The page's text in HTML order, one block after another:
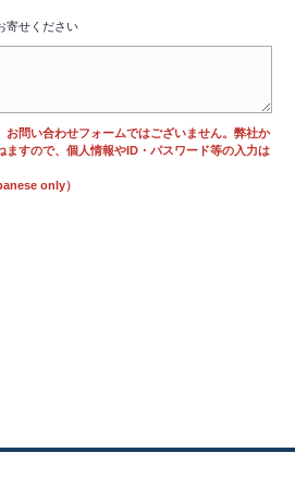
寄せください
問い合わせフォームではございません。弊社か
ますので、個人情報やID・パスワード等の入力は
only）